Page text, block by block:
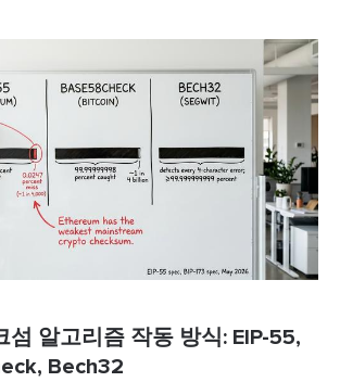
섬 알고리즘 작동 방식: EIP-55,
Bech32